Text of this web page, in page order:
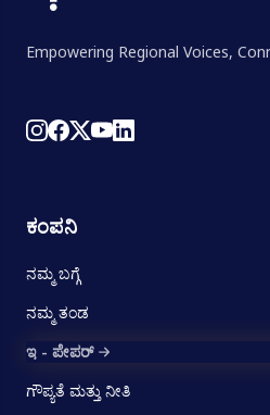
Empowering Regional Voices,
ಕಂಪನಿ
ನಮ್ಮ ಬಗ್ಗೆ
ನಮ್ಮ ತಂಡ
ಇ - ಪೇಪರ್
ಗೌಪ್ಯತೆ ಮತ್ತು ನೀತಿ